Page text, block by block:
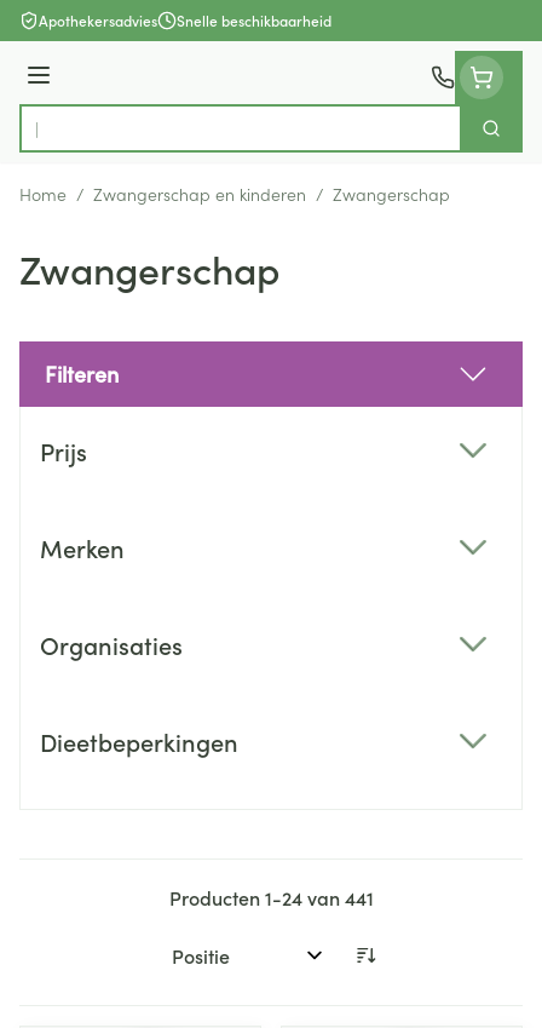
Ga naar de inhoud
Apothekersadvies Snelle beschikbaarheid
Menu
Product, merk, categorie...
Zoek
Home / Zwangerschap en kinderen / Zwangerschap
Zwangerschap
Filteren
Prijs
Merken
Organisaties
Dieetbeperkingen
Producten1-24van441
Sorteer op: